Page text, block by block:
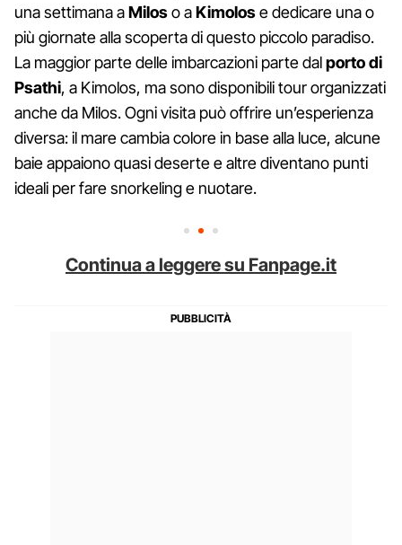
una settimana aMiloso aKimolose dedicare una o
più giornate alla scoperta di questo piccolo paradiso.
La maggior parte delle imbarcazioni parte dalporto di
Psathi, a Kimolos, ma sono disponibili tour organizzati
anche da Milos. Ogni visita può offrire un’esperienza
diversa: il mare cambia colore in base alla luce, alcune
baie appaiono quasi deserte e altre diventano punti
ideali per fare snorkeling e nuotare.
Continua a leggere su Fanpage.it